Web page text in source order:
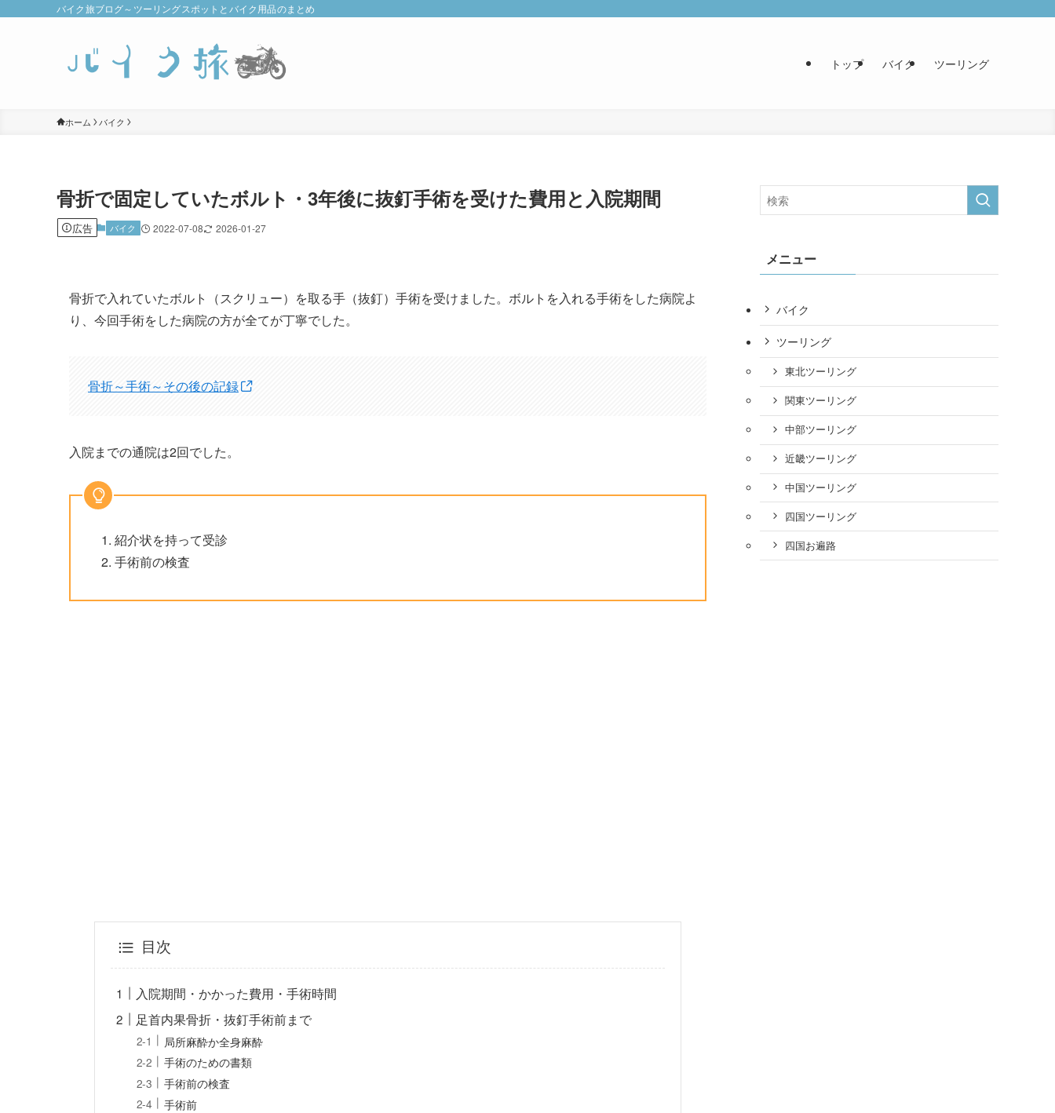
バイク旅ブログ～ツーリングスポットとバイク用品のまとめ
トップ バイク ツーリング
ホーム バイク
骨折で固定していたボルト・3年後に抜釘手術を受けた費用と入院期間
広告 バイク 2022-07-08 2026-01-27
骨折で入れていたボルト（スクリュー）を取る手（抜釘）手術を受けました。ボルトを入れる手術をした病院よ
り、今回手術をした病院の方が全てが丁寧でした。
骨折～手術～その後の記録
入院までの通院は2回でした。
紹介状を持って受診
手術前の検査
目次
入院期間・かかった費用・手術時間
足首内果骨折・抜釘手術前まで
局所麻酔か全身麻酔
手術のための書類
手術前の検査
手術前
メニュー
バイク
ツーリング
東北ツーリング
関東ツーリング
中部ツーリング
近畿ツーリング
中国ツーリング
四国ツーリング
四国お遍路